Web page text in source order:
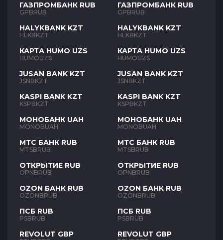
ГАЗПРОМБАНК RUB
GPBRUB
HALYKBANK KZT
HLKBKZT
КАРТА HUMO UZS
HUMOUZS
JUSAN BANK KZT
JSNBKZT
KASPI BANK KZT
KSPBKZT
МОНОБАНК UAH
MONOBUAH
МТС БАНК RUB
MTSBRUB
ОТКРЫТИЕ RUB
OPNBRUB
OZON БАНК RUB
OZONBRUB
ПСБ RUB
PSBRUB
REVOLUT GBP
ГАЗПРОМБАНК RUB
GPBRUB
HALYKBANK KZT
HLKBKZT
КАРТА HUMO UZS
HUMOUZS
JUSAN BANK KZT
JSNBKZT
KASPI BANK KZT
KSPBKZT
МОНОБАНК UAH
MONOBUAH
МТС БАНК RUB
MTSBRUB
ОТКРЫТИЕ RUB
OPNBRUB
OZON БАНК RUB
OZONBRUB
ПСБ RUB
PSBRUB
REVOLUT GBP